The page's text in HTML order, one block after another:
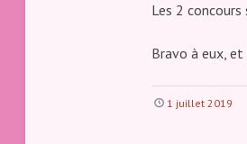
Les 2
Bravo à eux,
1 juillet 2019